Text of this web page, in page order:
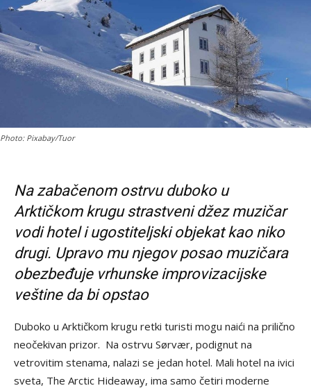
Photo: Pixabay/Tuor
Na zabačenom ostrvu duboko u
Arktičkom krugu strastveni džez muzičar
vodi hotel i ugostiteljski objekat kao niko
drugi. Upravo mu njegov posao muzičara
obezbeđuje vrhunske improvizacijske
veštine da bi opstao
Duboko u Arktičkom krugu retki turisti mogu naići na prilično
neočekivan prizor. Na ostrvu Sørvær, podignut na
vetrovitim stenama, nalazi se jedan hotel. Mali hotel na ivici
sveta, The Arctic Hideaway, ima samo četiri moderne